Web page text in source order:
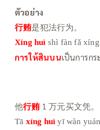
ตัวอย่าง
行贿是犯法行为。
Xíng huì shì fàn fǎ
การให้สินบนเป็นการก
他行贿 1 万元买文凭。
Tā xíng huì yī wàn